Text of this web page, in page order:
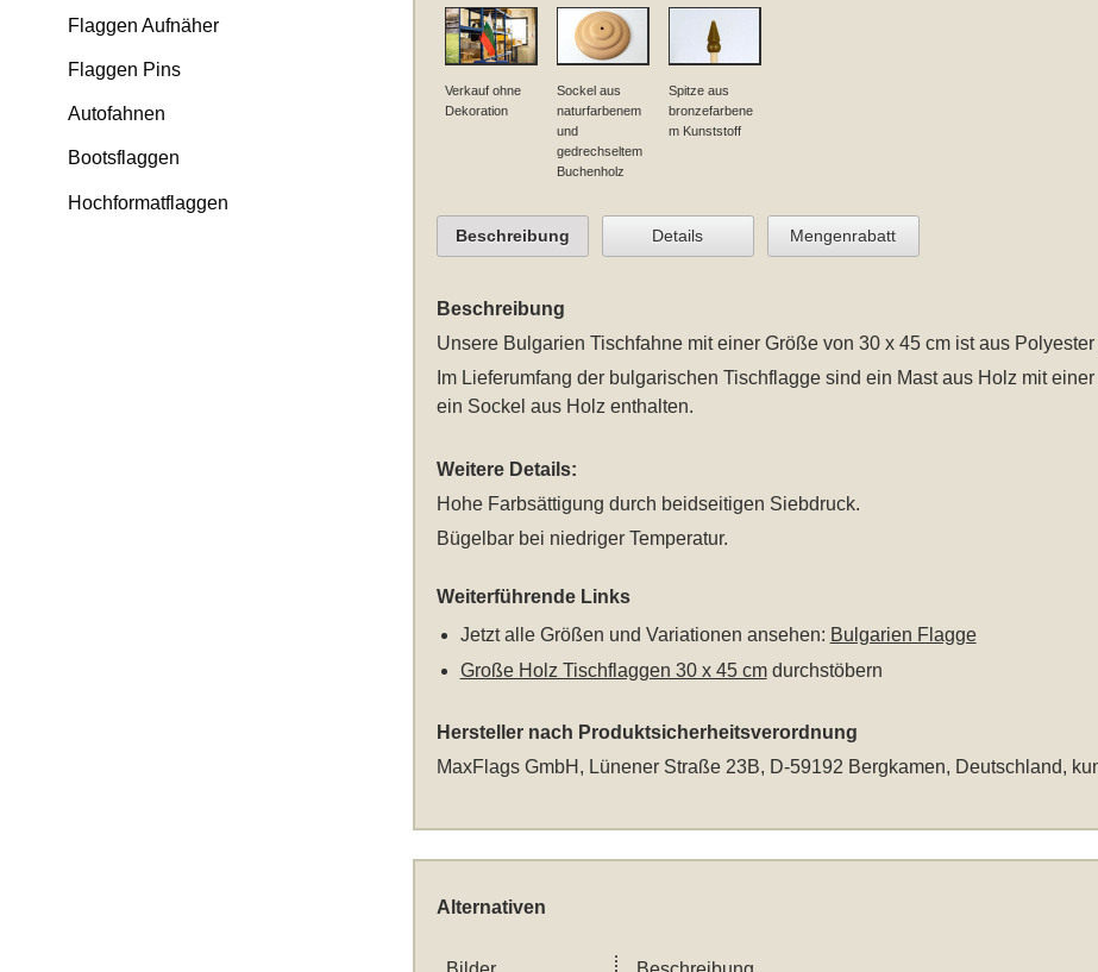
Flaggen Aufnäher
Flaggen Pins
Autofahnen
Bootsflaggen
Hochformatflaggen
Verkauf ohne
Dekoration
Sockel aus
naturfarbenem
und
gedrechseltem
Buchenholz
Spitze aus
bronzefarbene
m Kunststoff
Beschreibung Details Mengenrabatt
Beschreibung
Unsere Bulgarien Tischfahne mit einer Größe von 30 x 45 cmist aus Polyester
Im Lieferumfang der bulgarischen Tischflagge sind ein Mast aus Holz mit
ein Sockel aus Holz enthalten.
Weitere Details:
Hohe Farbsättigung durch beidseitigen Siebdruck.
Bügelbar bei niedriger Temperatur.
Weiterführende Links
Jetzt alle Größen und Variationen ansehen: Bulgarien Flagge
Große Holz Tischflaggen 30 x 45 cmdurchstöbern
Hersteller nach Produktsicherheitsverordnung
MaxFlags GmbH, Lünener Straße 23B, D-59192 Bergkamen, Deutschland,
Alternativen